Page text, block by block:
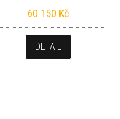
60 150 Kč
DETAIL